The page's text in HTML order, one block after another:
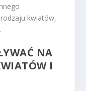
kwiatów,
NA
I